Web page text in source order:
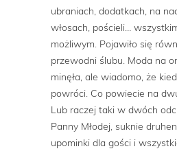
ubraniach, dodatkach, na
włosach, pościeli…
możliwym. Pojawiło się
przewodni ślubu. Moda na
minęła, ale wiadomo, że
powróci. Co powiecie na
Lub raczej taki w dwóch
Panny Młodej, suknie
upominki dla gości i